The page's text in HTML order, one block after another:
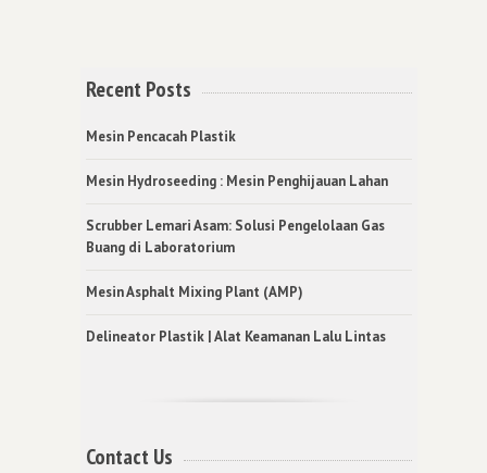
Recent Posts
Mesin Pencacah Plastik
Mesin Hydroseeding : Mesin Penghijauan Lahan
Scrubber Lemari Asam: Solusi Pengelolaan Gas
Buang di Laboratorium
Mesin Asphalt Mixing Plant (AMP)
Delineator Plastik | Alat Keamanan Lalu Lintas
Contact Us